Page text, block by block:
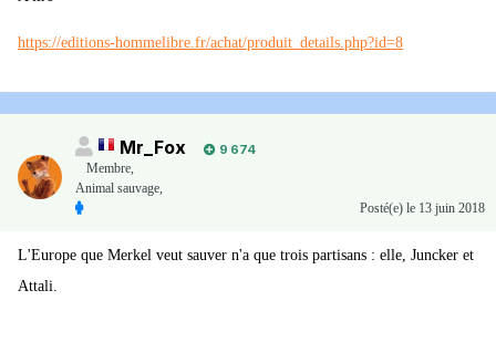
https://editions-hommelibre.fr/achat/produit_details.php?id=8
Mr_Fox
9 674
Membre,
Animal sauvage,
Posté(e) le 13 juin 2018
L'Europe que Merkel veut sauver n'a que trois partisans : elle, Juncker et
Attali.